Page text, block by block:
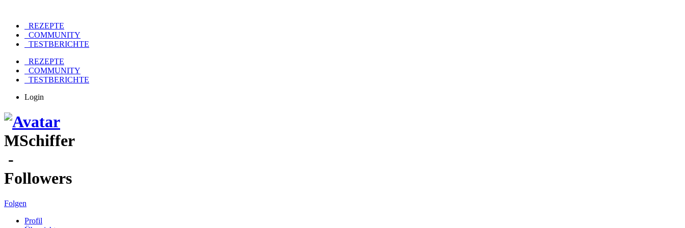
REZEPTE
COMMUNITY
TESTBERICHTE
REZEPTE
COMMUNITY
TESTBERICHTE
Login
MSchiffer
-
Followers
Folgen
Profil